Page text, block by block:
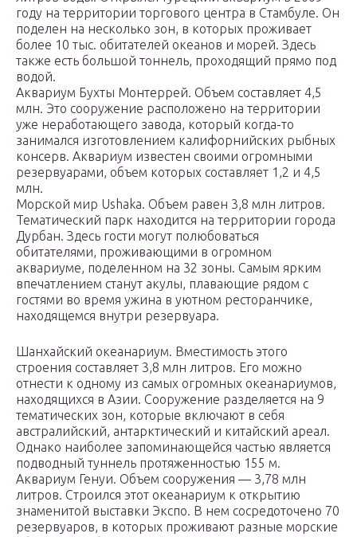
году на территории торгового центра в Стамбуле. Он
поделен на несколько зон, в которых проживает
более 10 тыс. обитателей океанов и морей. Здесь
также есть большой тоннель, проходящий прямо под
водой.
Аквариум Бухты Монтеррей. Объем составляет 4,5
млн. Это сооружение расположено на территории
уже неработающего завода, который когда-то
занимался изготовлением калифорнийских рыбных
консерв. Аквариум известен своими огромными
резервуарами, объем которых составляет 1,2 и 4,5
млн.
Морской мир Ushaka. Объем равен 3,8 млн литров.
Тематический парк находится на территории города
Дурбан. Здесь гости могут полюбоваться
обитателями, проживающими в огромном
аквариуме, поделенном на 32 зоны. Самым ярким
впечатлением станут акулы, плавающие рядом с
гостями во время ужина в уютном ресторанчике,
находящемся внутри резервуара.
Шанхайский океанариум. Вместимость этого
строения составляет 3,8 млн литров. Его можно
отнести к одному из самых огромных океанариумов,
находящихся в Азии. Сооружение разделяется на 9
тематических зон, которые включают в себя
австралийский, антарктический и китайский ареал.
Однако наиболее запоминающейся частью является
подводный туннель протяженностью 155 м.
Аквариум Генуи. Объем сооружения — 3,78 млн
литров. Строился этот океанариум к открытию
знаменитой выставки Экспо. В нем сосредоточено 70
резервуаров, в которых проживают разные морские